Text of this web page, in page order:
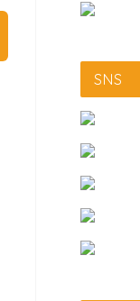
SNS